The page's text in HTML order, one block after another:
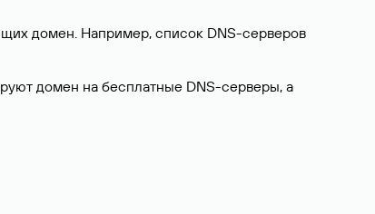
домен. Например, список DNS-серверов
домен на бесплатные DNS-серверы, а